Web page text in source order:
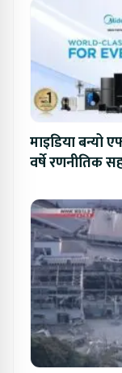
माइडिया बन्यो
वर्षे रणनीतिक